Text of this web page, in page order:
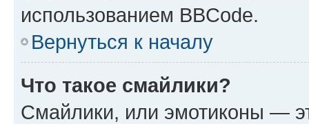
использованием BBCode.
Вернуться к началу
Что такое смайлики?
Смайлики, или эмотиконы —